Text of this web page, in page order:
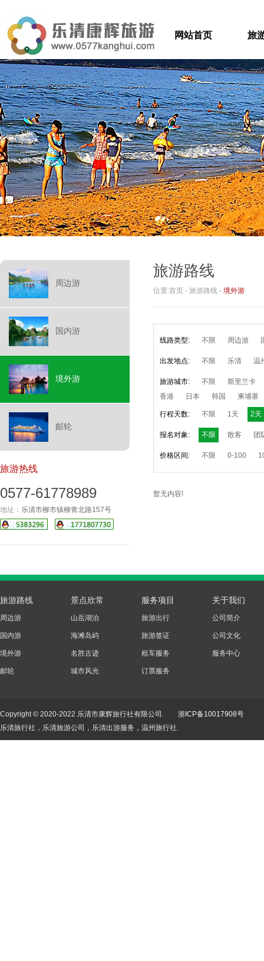
网站首页 旅
周边游
国内游
境外游
邮轮
旅游热线
0577-61778989
地址： 乐清市柳市镇柳青北路157号
旅游路线
位置:首页 - 旅游路线 - 境外游
线路类型: 不限 周边游
出发地点: 不限 乐清 温
旅游城市: 不限
斯里兰卡
香港
日本 韩国 柬埔寨
行程天数: 不限 1天 2天
报名对象: 不限 散客 团
价格区间: 不限 0-100
暂无内容!
旅游路线
周边游
国内游
境外游
邮轮
景点欣常
山岳湖泊
海滩岛屿
名胜古迹
城市风光
服务项目
旅游出行
旅游签证
租车服务
订票服务
关于我们
公司简介
公司文化
服务中心
Copyright © 2020-2022 乐清市康辉旅行社有限公司. 浙ICP备10017908号
乐清旅行社，乐清旅游公司，乐清出游服务，温州旅行社.